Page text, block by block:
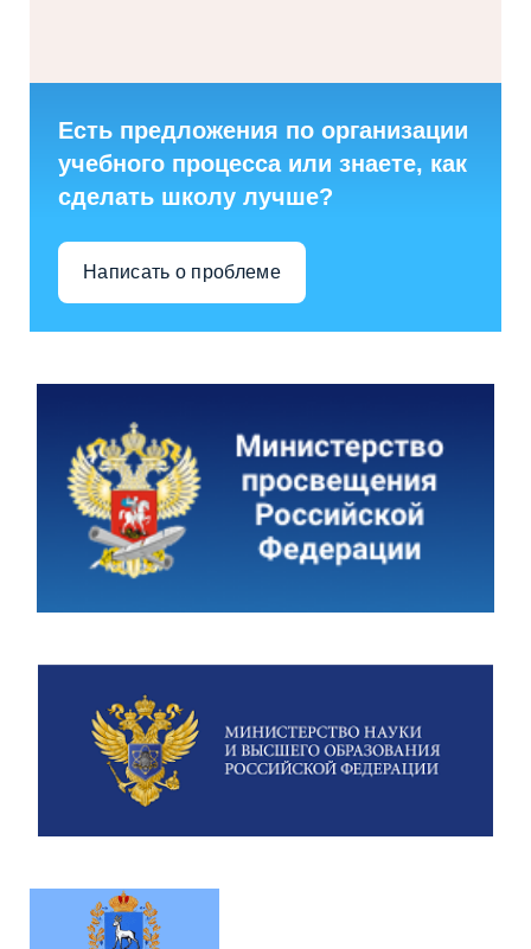
Есть предложения по организации
учебного процесса или знаете, как
сделать школу лучше?
Написать о проблеме